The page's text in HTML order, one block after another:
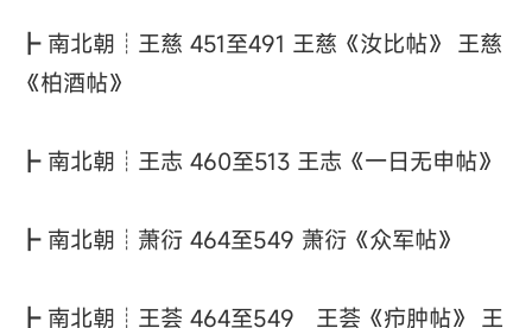
┣ 南北朝┊王慈 451至491 王慈《汝比帖》 王慈
《柏酒帖》
┣ 南北朝┊王志 460至513 王志《一日无申帖》
┣ 南北朝┊萧衍 464至549 萧衍《众军帖》
┣ 南北朝┊王荟 464至549 王荟《疖肿帖》 王